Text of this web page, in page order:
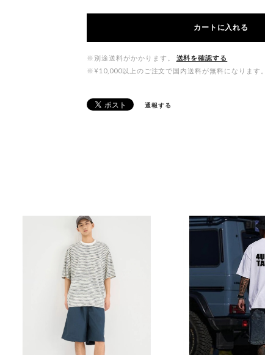
カートに入れる
※別途送料がかかります。
送料を確認する
※¥10,000以上のご注文で国内送料が無料になります。
通報する